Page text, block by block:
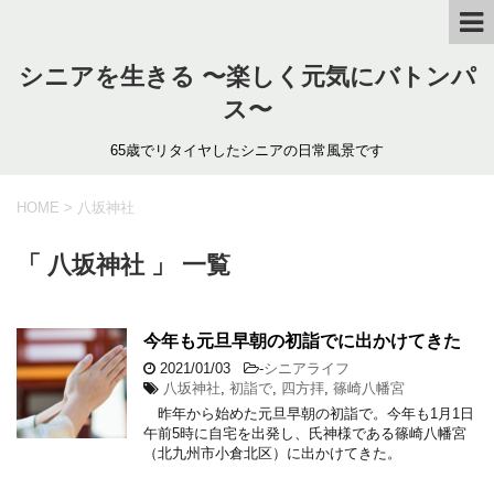
シニアを生きる 〜楽しく元気にバトンパ
ス〜
65歳でリタイヤしたシニアの日常風景です
HOME > 八坂神社
「 八坂神社 」 一覧
今年も元旦早朝の初詣でに出かけてきた
2021/01/03 -シニアライフ
八坂神社 初詣で 四方拝 篠崎八幡宮
昨年から始めた元旦早朝の初詣で。今年も1月1日
午前5時に自宅を出発し、氏神様である篠崎八幡宮
（北九州市小倉北区）に出かけてきた。